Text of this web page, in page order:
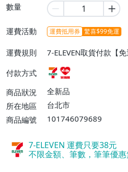
數量
運費活動 運費抵用券 驚喜$99免運
運費規則
7-ELEVEN取貨付款【
貨付款【免運費】
付款方式
商品狀況
全新品
所在地區
台北市
商品編號
101746079689
7-ELEVEN 運費只要38元
不限金額、筆數，筆筆優惠